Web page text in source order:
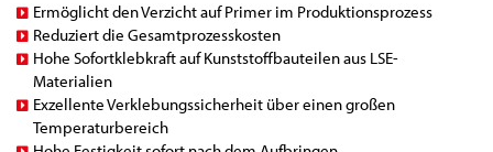
Ermöglicht den Verzicht auf Primer im Produktionsprozess
Reduziert die Gesamtprozesskosten
Hohe Sofortklebkraft auf Kunststoffbauteilen aus LSE-
Materialien
Exzellente Verklebungssicherheit über einen großen
Temperaturbereich